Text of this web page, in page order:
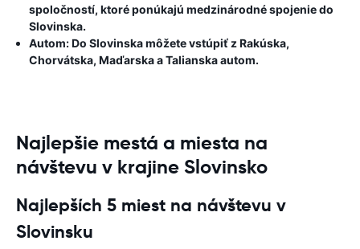
spoločností, ktoré ponúkajú medzinárodné spojenie do
Slovinska.
Autom: Do Slovinska môžete vstúpiť z Rakúska,
Chorvátska, Maďarska a Talianska autom.
Najlepšie mestá a miesta na
návštevu v krajine Slovinsko
Najlepších 5 miest na návštevu v
Slovinsku